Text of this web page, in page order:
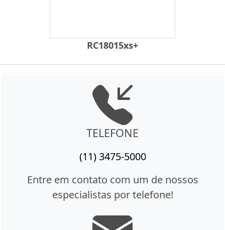
RC18015xs+
TELEFONE
(11) 3475-5000
Entre em contato com um de nossos
especialistas por telefone!